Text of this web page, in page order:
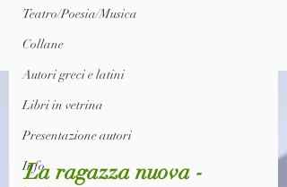
Teatro/Poesia/Musica
Collane
Autori greci e latini
Libri in vetrina
Presentazione autori
Info
La ragazza nuova -